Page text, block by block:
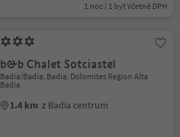
1 noc / 1 byt Včetně DPH
b&b Chalet Sotciastel
Badia/Badia, Badia, Dolomites Region Alta
Badia
1.4 km z Badia centrum